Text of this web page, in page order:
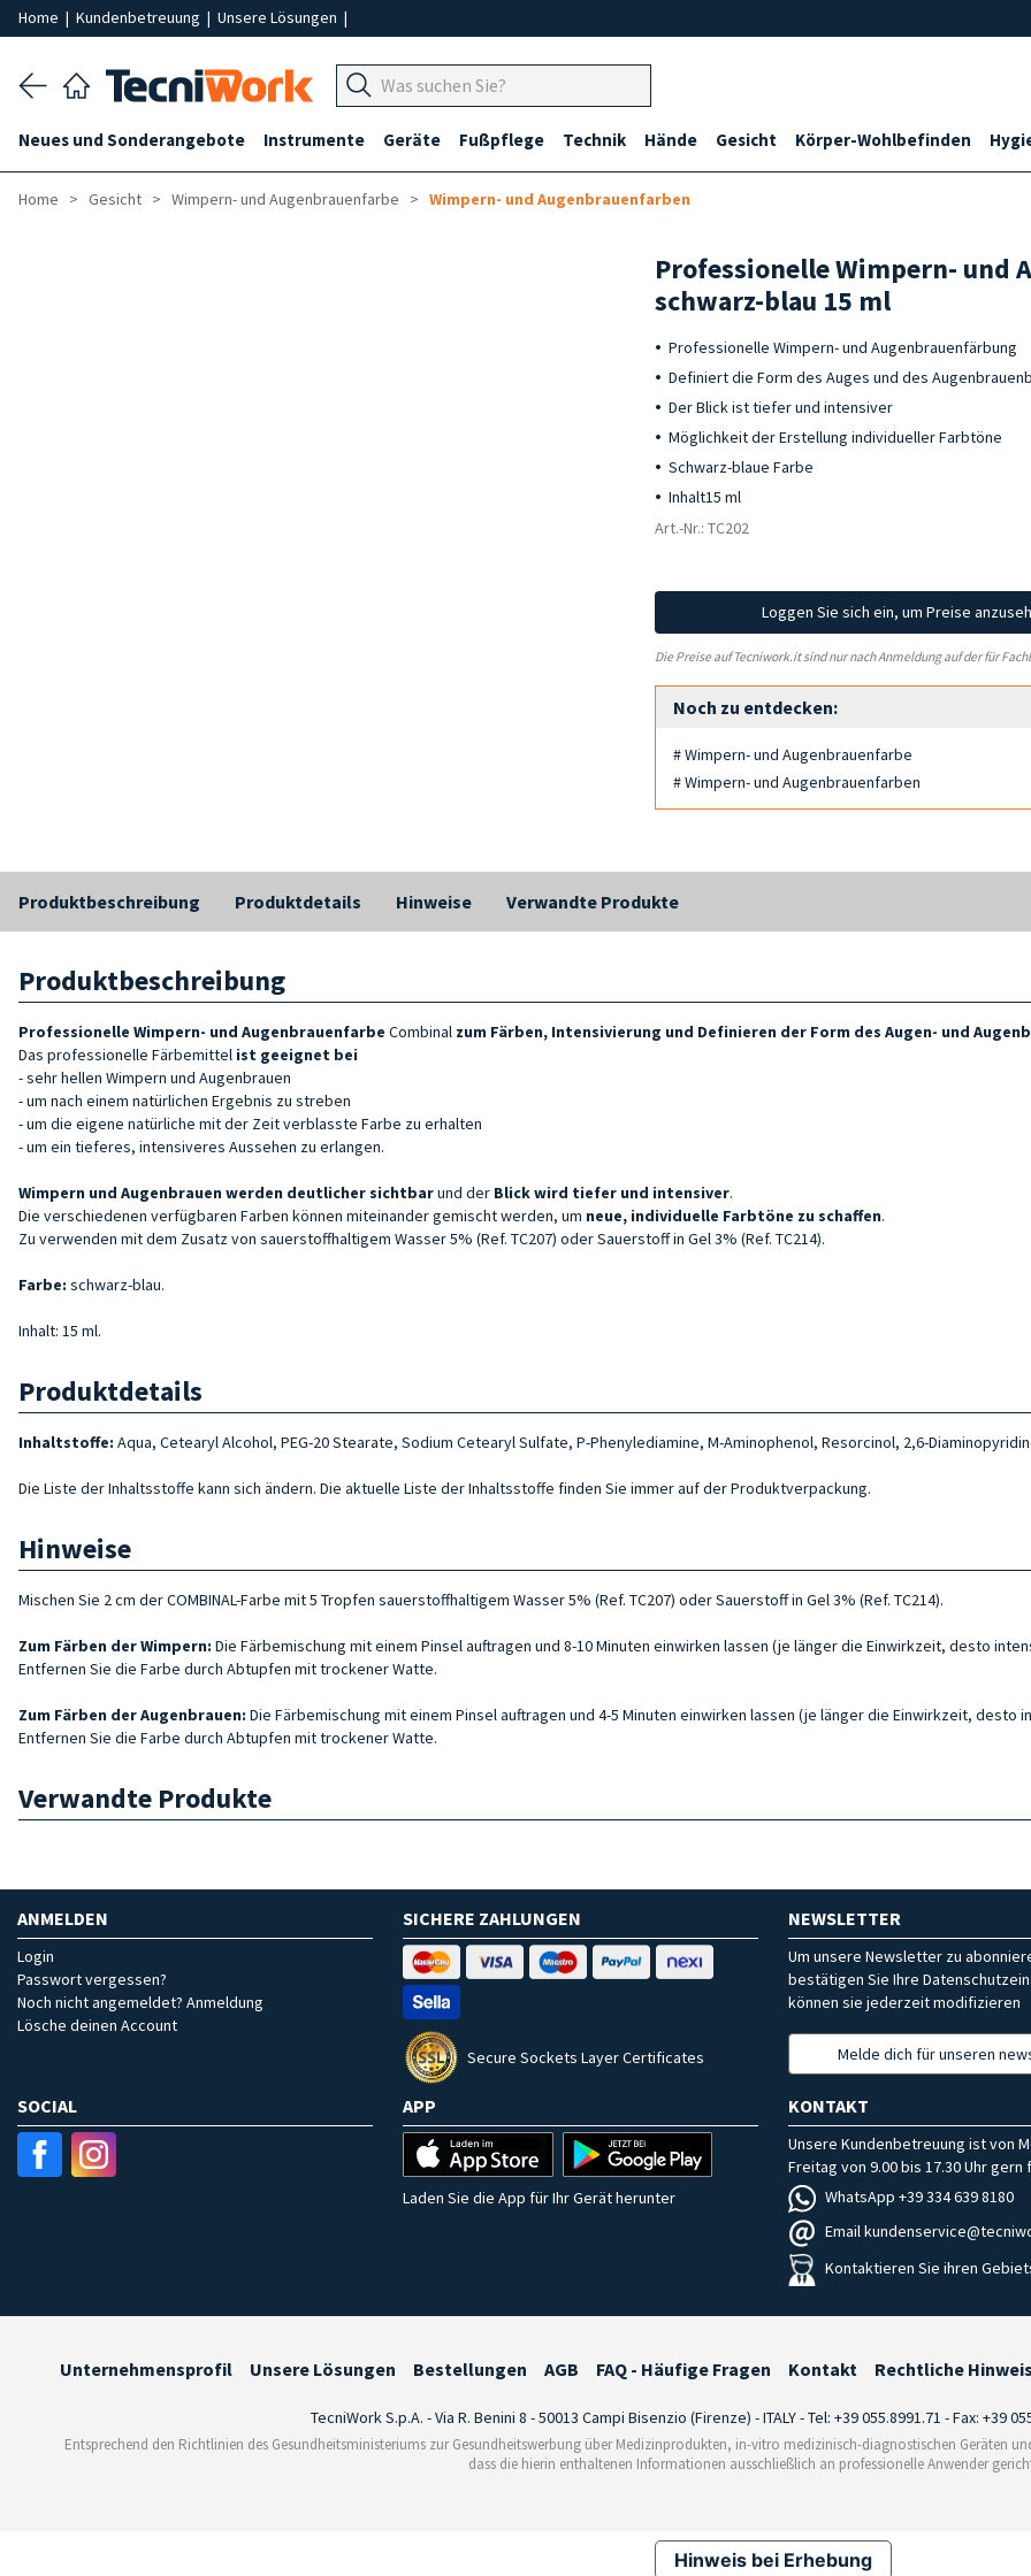
Home | Kundenbetreuung | Unsere Lösungen |
Neues und Sonderangebote Instrumente Geräte Fußpflege Technik Hände Gesicht Körper-Wohlbefinden
Home Gesicht Wimpern- und Augenbrauenfarbe Wimpern- und Augenbrauenfarben
Professionelle Wimpern- und
schwarz-blau 15 ml
Professionelle Wimpern- und Augenbrauenfärbung
Definiert die Form des Auges und des
Der Blick ist tiefer und intensiver
Möglichkeit der Erstellung individueller Farbtöne
Schwarz-blaue Farbe
Inhalt15 ml
Art.-Nr.: TC202
Loggen Sie sich ein, um Preise
Die Preise auf Tecniwork.it sind nur nach Anmeldung auf der für
Noch zu entdecken:
# Wimpern- und Augenbrauenfarbe
# Wimpern- und Augenbrauenfarben
Produktbeschreibung Produktdetails Hinweise Verwandte Produkte
Produktbeschreibung
Professionelle Wimpern- und Augenbrauenfarbe Combinal zum Färben, Intensivierung und Definieren der Form des Augen- und
Das professionelle Färbemittel ist geeignet bei
- sehr hellen Wimpern und Augenbrauen
- um nach einem natürlichen Ergebnis zu streben
- um die eigene natürliche mit der Zeit verblasste Farbe zu erhalten
- um ein tieferes, intensiveres Aussehen zu erlangen.
Wimpern und Augenbrauen werden deutlicher sichtbarund der Blick wird tiefer und intensiver.
Die verschiedenen verfügbaren Farben können miteinander gemischt werden, um neue, individuelle Farbtöne zu schaffen.
Zu verwenden mit dem Zusatz von sauerstoffhaltigem Wasser 5% (Ref. TC207) oder Sauerstoff in Gel 3% (Ref. TC214).
Farbe: schwarz-blau.
Inhalt: 15 ml.
Produktdetails
Inhaltstoffe: Aqua, Cetearyl Alcohol, PEG-20 Stearate, Sodium Cetearyl Sulfate, P-Phenylediamine, M-Aminophenol, Resorcinol, 2,6-
Die Liste der Inhaltsstoffe kann sich ändern. Die aktuelle Liste der Inhaltsstoffe finden Sie immer auf der Produktverpackung.
Hinweise
Mischen Sie 2 cm der COMBINAL-Farbe mit 5 Tropfen sauerstoffhaltigem Wasser 5% (Ref. TC207) oder Sauerstoff in Gel 3% (Ref. TC214).
Zum Färben der Wimpern: Die Färbemischung mit einem Pinsel auftragen und 8-10 Minuten einwirken lassen (je länger die Einwirkzeit, desto
Entfernen Sie die Farbe durch Abtupfen mit trockener Watte.
Zum Färben der Augenbrauen: Die Färbemischung mit einem Pinsel auftragen und 4-5 Minuten einwirken lassen (je länger die Einwirkzeit, desto
Entfernen Sie die Farbe durch Abtupfen mit trockener Watte.
Verwandte Produkte
ANMELDEN
Login
Passwort vergessen?
Noch nicht angemeldet? Anmeldung
Lösche deinen Account
SICHERE ZAHLUNGEN
Secure Sockets Layer Certificates
NEWSLETTER
Um unsere Newsletter zu
bestätigen Sie Ihre
können sie jederzeit modifizieren
Melde dich für unseren
SOCIAL APP
Laden Sie die App für Ihr Gerät herunter
KONTAKT
Unsere Kundenbetreuung ist von
Freitag von 9.00 bis 17.30 Uhr gern
WhatsApp +39 334 639 8180
Email
Kontaktieren Sie ihren
Unternehmensprofil Unsere Lösungen Bestellungen AGB FAQ - Häufige Fragen Kontakt Rechtliche
TecniWork S.p.A. - Via R. Benini 8 - 50013 Campi Bisenzio (Firenze) - ITALY - Tel: +39 055.8991.71 - Fax: +39
Entsprechend den Richtlinien des Gesundheitsministeriums zur Gesundheitswerbung über Medizinprodukten, in-vitro medizinisch-diagnostischen Geräten
dass die hierin enthaltenen Informationen ausschließlich an professionelle Anwender
Hinweis bei Erhebung